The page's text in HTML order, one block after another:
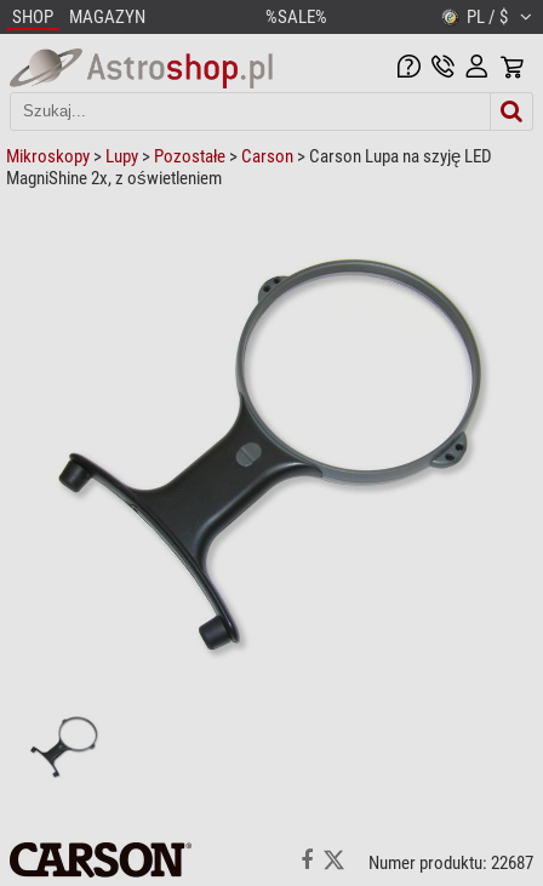
SHOP MAGAZYN %SALE% PL / $
Mikroskopy > Lupy > Pozostałe > Carson > Carson Lupa na szyję LED
MagniShine 2x, z oświetleniem
Numer produktu: 22687